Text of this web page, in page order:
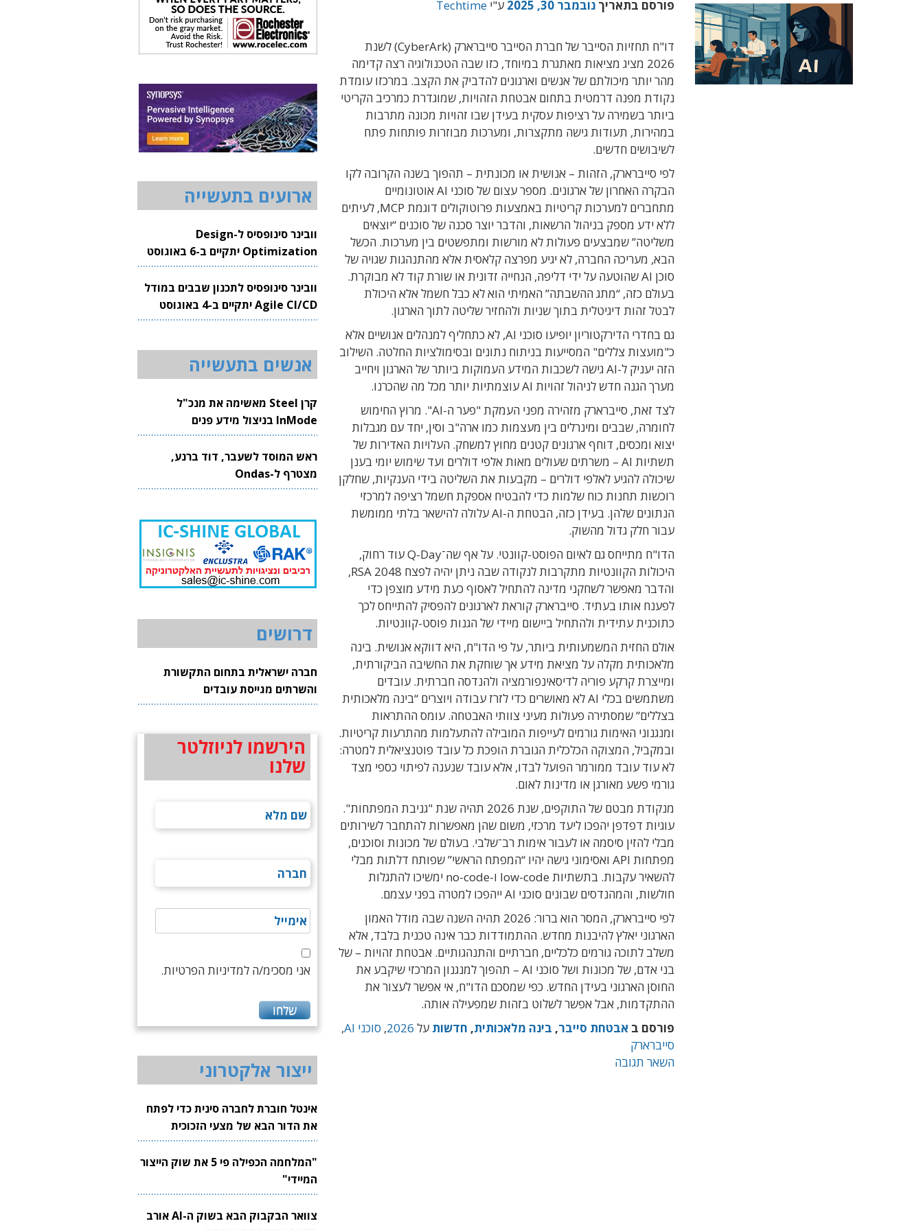
פורסם בתאריך נובמבר 30, 2025 ע"י Techtime
דו"ח תחזיות הסייבר של חברת הסייבר סייברארק (CyberArk) לשנת
2026 מציג מציאות מאתגרת במיוחד, כזו שבה הטכנולוגיה רצה קדימה
מהר יותר מיכולתם של אנשים וארגונים להדביק את הקצב. במרכזו עומדת
נקודת מפנה דרמטית בתחום אבטחת הזהויות, שמוגדרת כמרכיב הקריטי
ביותר בשמירה על רציפות עסקית בעידן שבו זהויות מכונה מתרבות
במהירות, תעודות גישה מתקצרות, ומערכות מבוזרות פותחות פתח
לשיבושים חדשים.
לפי סייברארק, הזהות – אנושית או מכונתית – תהפוך בשנה הקרובה לקו
הבקרה האחרון של ארגונים. מספר עצום של סוכני AI אוטונומיים
מתחברים למערכות קריטיות באמצעות פרוטוקולים דוגמת MCP, לעיתים
ללא ידע מספק בניהול הרשאות, והדבר יוצר סכנה של סוכנים “יוצאים
משליטה” שמבצעים פעולות לא מורשות ומתפשטים בין מערכות. הכשל
הבא, מעריכה החברה, לא יגיע מפרצה קלאסית אלא מהתנהגות שגויה של
סוכן AI שהוטעה על ידי דליפה, הנחייה זדונית או שורת קוד לא מבוקרת.
בעולם כזה, “מתג ההשבתה” האמיתי הוא לא כבל חשמל אלא היכולת
לבטל זהות דיגיטלית בתוך שניות ולהחזיר שליטה לתוך הארגון.
גם בחדרי הדירקטוריון יופיעו סוכני AI, לא כתחליף למנהלים אנושיים אלא
כ"מועצות צללים" המסייעות בניתוח נתונים ובסימולציות החלטה. השילוב
הזה יעניק ל-AI גישה לשכבות המידע העמוקות ביותר של הארגון ויחייב
מערך הגנה חדש לניהול זהויות AI עוצמתיות יותר מכל מה שהכרנו.
לצד זאת, סייברארק מזהירה מפני העמקת "פער ה-AI". מרוץ החימוש
לחומרה, שבבים ומינרלים בין מעצמות כמו ארה"ב וסין, יחד עם מגבלות
יצוא ומכסים, דוחף ארגונים קטנים מחוץ למשחק. העלויות האדירות של
תשתיות AI – משרתים שעולים מאות אלפי דולרים ועד שימוש יומי בענן
שיכולה להגיע לאלפי דולרים – מקבעות את השליטה בידי הענקיות, שחלקן
רוכשות תחנות כוח שלמות כדי להבטיח אספקת חשמל רציפה למרכזי
הנתונים שלהן. בעידן כזה, הבטחת ה-AI עלולה להישאר בלתי ממומשת
עבור חלק גדול מהשוק.
הדו"ח מתייחס גם לאיום הפוסט-קוונטי. על אף שה־Q-Day עוד רחוק,
היכולות הקוונטיות מתקרבות לנקודה שבה ניתן יהיה לפצח RSA 2048,
והדבר מאפשר לשחקני מדינה להתחיל לאסוף כעת מידע מוצפן כדי
לפענח אותו בעתיד. סייברארק קוראת לארגונים להפסיק להתייחס לכך
כתוכנית עתידית ולהתחיל ביישום מיידי של הגנות פוסט-קוונטיות.
אולם החזית המשמעותית ביותר, על פי הדו"ח, היא דווקא אנושית. בינה
מלאכותית מקלה על מציאת מידע אך שוחקת את החשיבה הביקורתית,
ומייצרת קרקע פוריה לדיסאינפורמציה ולהנדסה חברתית. עובדים
משתמשים בכלי AI לא מאושרים כדי לזרז עבודה ויוצרים “בינה מלאכותית
בצללים” שמסתירה פעולות מעיני צוותי האבטחה. עומס ההתראות
ומנגנוני האימות גורמים לעייפות המובילה להתעלמות מהתרעות קריטיות.
ובמקביל, המצוקה הכלכלית הגוברת הופכת כל עובד פוטנציאלית למטרה:
לא עוד עובד ממורמר הפועל לבדו, אלא עובד שנענה לפיתוי כספי מצד
גורמי פשע מאורגן או מדינות לאום.
מנקודת מבטם של התוקפים, שנת 2026 תהיה שנת "גניבת המפתחות".
עוגיות דפדפן יהפכו ליעד מרכזי, משום שהן מאפשרות להתחבר לשירותים
מבלי להזין סיסמה או לעבור אימות רב־שלבי. בעולם של מכונות וסוכנים,
מפתחות API ואסימוני גישה יהיו “המפתח הראשי” שפותח דלתות מבלי
להשאיר עקבות. בתשתיות low-code ו-no-code ימשיכו להתגלות
חולשות, והמהנדסים שבונים סוכני AI ייהפכו למטרה בפני עצמם.
לפי סייברארק, המסר הוא ברור: 2026 תהיה השנה שבה מודל האמון
הארגוני יאלץ להיבנות מחדש. ההתמודדות כבר אינה טכנית בלבד, אלא
משלב לתוכה גורמים כלכליים, חברתיים והתנהגותיים. אבטחת זהויות – של
בני אדם, של מכונות ושל סוכני AI – תהפוך למנגנון המרכזי שיקבע את
החוסן הארגוני בעידן החדש. כפי שמסכם הדו"ח, אי אפשר לעצור את
ההתקדמות, אבל אפשר לשלוט בזהות שמפעילה אותה.
פורסם ב אבטחת סייבר, בינה מלאכותית, חדשות על 2026
, סוכני AI
,
סייברארק
השאר תגובה
ארועים בתעשייה
וובינר סינופסיס ל-Design
Optimization יתקיים ב-6 באוגוסט
2026
וובינר סינופסיס לתכנון שבבים במודל
Agile CI/CD יתקיים ב-4 באוגוסט
2026
אנשים בתעשייה
קרן Steel מאשימה את מנכ"ל
InMode בניצול מידע פנים
ראש המוסד לשעבר, דוד ברנע,
מצטרף ל-Ondas
דרושים
חברה ישראלית בתחום התקשורת
והשרתים מגייסת עובדים
הירשמו לניוזלטר
שלנו
אני מסכימ/ה למדיניות הפרטיות.
ייצור אלקטרוני
אינטל חוברת לחברה סינית כדי לפתח
את הדור הבא של מצעי הזכוכית
לשבבים
"המלחמה הכפילה פי 5 את שוק הייצור
המיידי"
צוואר הבקבוק הבא בשוק ה-AI אורב